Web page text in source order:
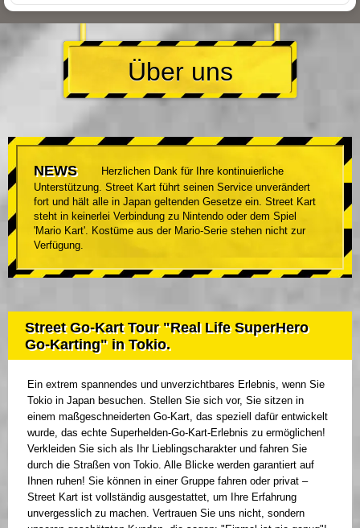
Über uns
NEWS
Herzlichen Dank für Ihre kontinuierliche
Unterstützung. Street Kart führt seinen Service unverändert
fort und hält alle in Japan geltenden Gesetze ein. Street Kart
steht in keinerlei Verbindung zu Nintendo oder dem Spiel
'Mario Kart'. Kostüme aus der Mario-Serie stehen nicht zur
Verfügung.
Street Go-Kart Tour "Real Life SuperHero
Go-Karting" in Tokio.
Ein extrem spannendes und unverzichtbares Erlebnis, wenn Sie
Tokio in Japan besuchen. Stellen Sie sich vor, Sie sitzen in
einem maßgeschneiderten Go-Kart, das speziell dafür entwickelt
wurde, das echte Superhelden-Go-Kart-Erlebnis zu ermöglichen!
Verkleiden Sie sich als Ihr Lieblingscharakter und fahren Sie
durch die Straßen von Tokio. Alle Blicke werden garantiert auf
Ihnen ruhen! Sie können in einer Gruppe fahren oder privat –
Street Kart ist vollständig ausgestattet, um Ihre Erfahrung
unvergesslich zu machen. Vertrauen Sie uns nicht, sondern